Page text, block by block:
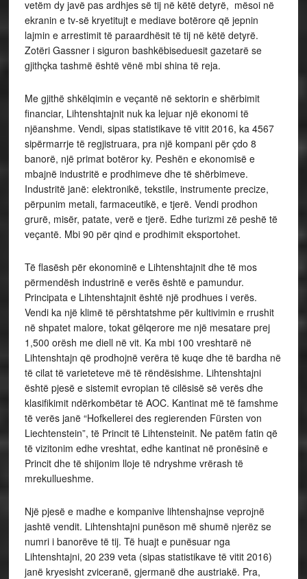
vetëm dy javë pas ardhjes së tij në këtë detyrë, mësoi në
ekranin e tv-së kryetitujt e mediave botërore që jepnin
lajmin e arrestimit të paraardhësit të tij në këtë detyrë.
Zotëri Gassner i siguron bashkëbiseduesit gazetarë se
gjithçka tashmë është vënë mbi shina të reja.
Me gjithë shkëlqimin e veçantë në sektorin e shërbimit
financiar, Lihtenshtajnit nuk ka lejuar një ekonomi të
njëanshme. Vendi, sipas statistikave të vitit 2016, ka 4567
sipërmarrje të regjistruara, pra një kompani për çdo 8
banorë, një primat botëror ky. Peshën e ekonomisë e
mbajnë industritë e prodhimeve dhe të shërbimeve.
Industritë janë: elektronikë, tekstile, instrumente precize,
përpunim metali, farmaceutikë, e tjerë. Vendi prodhon
grurë, misër, patate, verë e tjerë. Edhe turizmi zë peshë të
veçantë. Mbi 90 për qind e prodhimit eksportohet.
Të flasësh për ekonominë e Lihtenshtajnit dhe të mos
përmendësh industrinë e verës është e pamundur.
Principata e Lihtenshtajnit është një prodhues i verës.
Vendi ka një klimë të përshtatshme për kultivimin e rrushit
në shpatet malore, tokat gëlqerore me një mesatare prej
1,500 orësh me diell në vit. Ka mbi 100 vreshtarë në
Lihtenshtajn që prodhojnë verëra të kuqe dhe të bardha në
të cilat të varieteteve më të rëndësishme. Lihtenshtajni
është pjesë e sistemit evropian të cilësisë së verës dhe
klasifikimit ndërkombëtar të AOC. Kantinat më të famshme
të verës janë “Hofkellerei des regierenden Fürsten von
Liechtenstein”, të Princit të Lihtensteinit. Ne patëm fatin që
të vizitonim edhe vreshtat, edhe kantinat në pronësinë e
Princit dhe të shijonim lloje të ndryshme vrërash të
mrekullueshme.
Një pjesë e madhe e kompanive lihtenshajnse veprojnë
jashtë vendit. Lihtenshtajni punëson më shumë njerëz se
numri i banorëve të tij. Të huajt e punësuar nga
Lihtenshtajni, 20 239 veta (sipas statistikave të vitit 2016)
janë kryesisht zviceranë, gjermanë dhe austriakë. Pra,